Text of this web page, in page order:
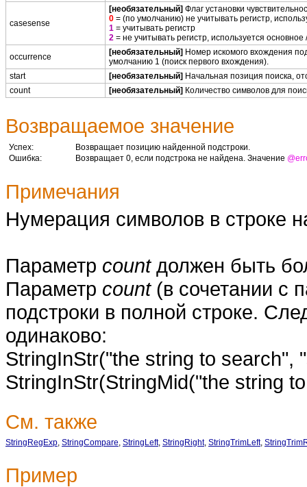
casesense
[необязательный] Флаг установки
0 = (по умолчанию) не учитывать регистр,
1 = учитывать регистр
2 = не учитывать регистр, используется
occurrence
[необязательный] Номер искомого вхождения
умолчанию 1 (поиск первого вхождения).
start
[необязательный] Начальная позиция поиска,
count
[необязательный] Количество символов для
Возвращаемое значение
Успех:
Возвращает позицию найденной подстроки.
Ошибка:
Возвращает 0, если подстрока не найдена. Значение
Примечания
Нумерация символов в строке
Параметр countдолжен быть
Параметр count(в сочетании с
подстроки в полной строке.
одинаково:
StringInStr("the string to search",
StringInStr(StringMid("the string
См. также
StringRegExp, StringCompare, StringLeft, StringRight, StringTrimLeft,
Пример